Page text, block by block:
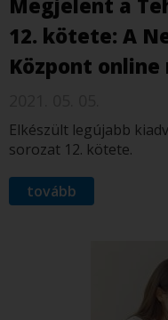
Megjelent a
12. kötete: A
Központ online
Elkészült legújabb
sorozat 12. kötete.
tovább